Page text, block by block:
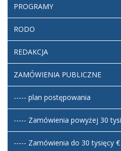
PROGRAMY
RODO
REDAKCJA
ZAMÓWIENIA PUBLICZNE
----- plan postępowania
----- Zamówienia powyżej 30
----- Zamówienia do 30 tysięcy €